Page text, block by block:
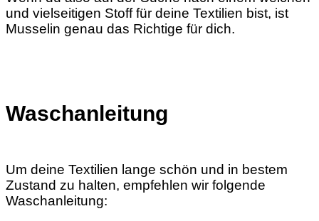
und vielseitigen Stoff für deine Textilien bist, ist
Musselin genau das Richtige für dich.
Waschanleitung
Um deine Textilien lange schön und in bestem
Zustand zu halten, empfehlen wir folgende
Waschanleitung: